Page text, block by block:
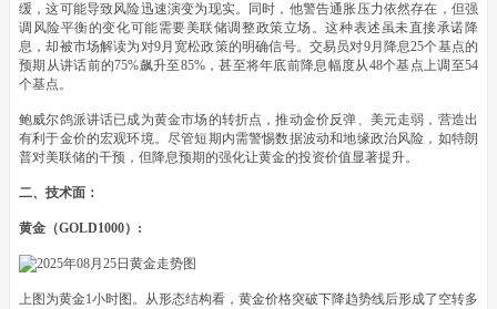
缓，这可能导致风险迅速演变为现实。同时，他警告通胀压力依然存在，但强
调风险平衡的变化可能需要美联储调整政策立场。这种表述虽未直接承诺降
息，却被市场解读为对9月宽松政策的明确信号。交易员对9月降息25个基点的
预期从讲话前的75%飙升至85%，甚至将年底前降息幅度从48个基点上调至54
个基点。
鲍威尔鸽派讲话已成为黄金市场的转折点，推动金价反弹、美元走弱，营造出
有利于金价的宏观环境。尽管短期内需警惕数据波动和地缘政治风险，如特朗
普对美联储的干预，但降息预期的强化让黄金的投资价值显著提升。
二、技术面：
黄金（GOLD1000）:
上图为黄金1小时图。从形态结构看，黄金价格突破下降趋势线后形成了空转多